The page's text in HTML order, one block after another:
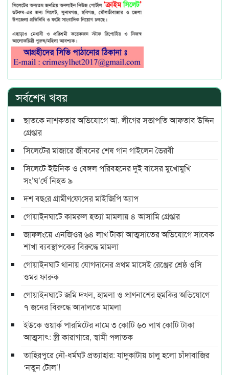
সর্বশেষ খবর
ছাতকে নাশকতার অভিযোগে আ. লীগের সভাপ‌তি আফতাব উদ্দিন
গ্রেপ্তার
সিলেটের মাজারে জীবনের শেষ গান গাইলেন ভৈরবী
সিলেটে ইউনিক ও বেঙ্গল পরিবহনের দুই বাসের মুখোমুখি
সং’ঘ’র্ষে নিহত ৯
দশ বছ‌রে গ্রামীণ‌ফো‌সের মাইজিপি অ্যাপ
গোয়াইনঘাটে কামরুল হত্যা মামলায় ৪ আসামি গ্রেপ্তার
জাফলংয়ে এনজিওর ৬৪ লাখ টাকা আত্মসাতের অভিযোগে সাবেক
শাখা ব্যবস্থাপকের বিরুদ্ধে মামলা
গোয়াইনঘাট থানায় যোগদানের প্রথম মাসেই রেঞ্জের শ্রেষ্ঠ ওসি
ওমর ফারুক
গোয়াইনঘাটে জমি দখল, হামলা ও প্রাণনাশের হুমকির অভিযোগে
৭ জনের বিরুদ্ধে আদালতে মামলা
ইউকে ওয়ার্ক পারমিটের নামে ৩ কোটি ৬০ লাখ কোটি টাকা
আত্মসাৎ: স্ত্রী কারাগারে, স্বামী পলাতক
তাহিরপুরে নৌ-ধর্মঘট প্রত্যাহার: যাদুকাটায় চালু হলো চাঁদাবাজির
‘নতুন টোল’!